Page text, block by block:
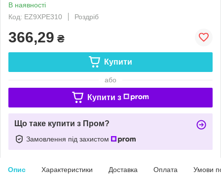
В наявності
Код: EZ9XPE310
Роздріб
366,29 ₴
Купити
або
Купити з
Що таке купити з Пром?
Замовлення під захистом
Опис Характеристики Доставка Оплата Умови